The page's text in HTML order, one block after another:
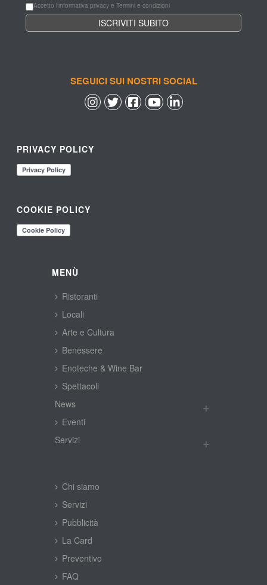
Accetto l'informativa privacy e Termini e condizioni
SEGUICI SUI NOSTRI SOCIAL
PRIVACY POLICY
COOKIE POLICY
MENÙ
Ristoranti
Locali
Arte e Cultura
Benessere
Enoteche & Wine Bar
Spettacoli
New
Eventi
Servizi
Chi siamo
Servizi
Pubblicità
La Card
Preventivo
FAQ